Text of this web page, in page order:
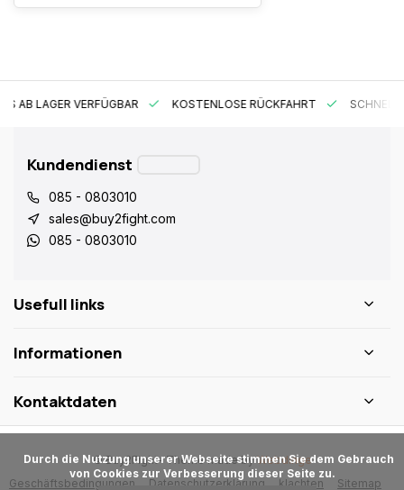
AB LAGER VERFÜGBAR KOSTENLOSE RÜCKFAHRT
Kundendienst
085 - 0803010
sales@buy2fight.com
085 - 0803010
Usefull links
Informationen
Kontaktdaten
Geschäftsbedingungen Datenschutzerklärung klachten Sitemap
© Buy2Fight- Theme made byWebdinge
von Cookies zur Verbesserung dieser Seite zu.